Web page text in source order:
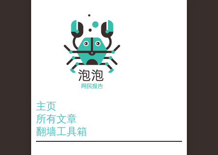
主页
所有文章
翻墙工具箱